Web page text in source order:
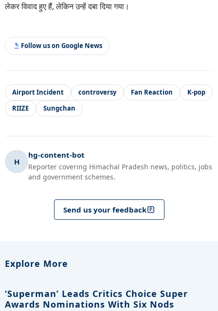
लेकर विवाद हुए हैं, लेकिन उन्हें दबा दिया गया।
Follow us on Google News
Airport Incident controversy Fan Reaction
K-pop
RIIZE
Sungchan
H
hg-content-bot
Reporter covering Himachal Pradesh news, politics, jobs
and government schemes.
Send us your feedback
Explore More
‘Superman’ Leads Critics Choice Super
Awards Nominations With Six Nods